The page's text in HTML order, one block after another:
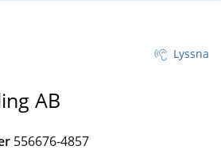
Lyssna
AB
556676-4857